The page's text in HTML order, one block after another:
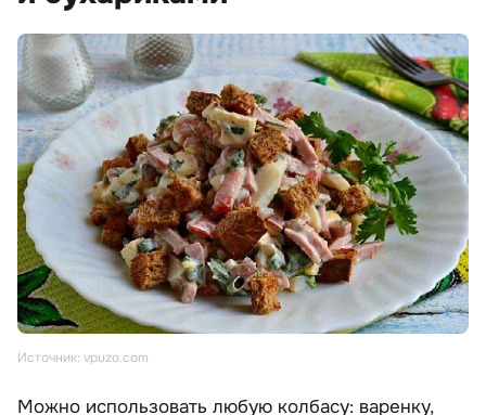
Источник: vpuzo.com
Можно использовать любую колбасу: варенку,